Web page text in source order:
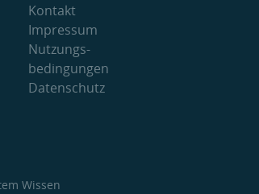
Kontakt
Impressum
Nutzungs­
bedingungen
Datenschutz
Wissen